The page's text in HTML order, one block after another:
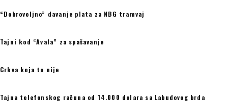
“Dobrovoljno” davanje plata za NBG tramvaj
Tajni kod “Avala” za spašavanje
Crkva koja to nije
Tajna telefonskog računa od 14.000 dolara sa Labudovog brda